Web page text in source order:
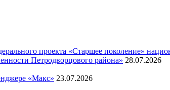
проекта «Старшее поколение»
Петродворцового района» 28.07.2026
«Макс» 23.07.2026